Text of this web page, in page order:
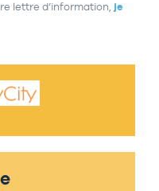
lettre d’information, je